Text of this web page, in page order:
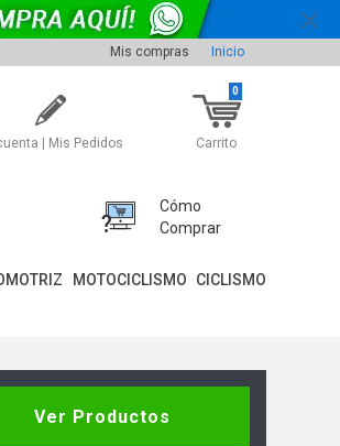
Mis compras Inicio
| Mis Pedidos Carrito
0
Cómo
Comprar
MOTOCICLISMO CICLISMO
Ver Productos